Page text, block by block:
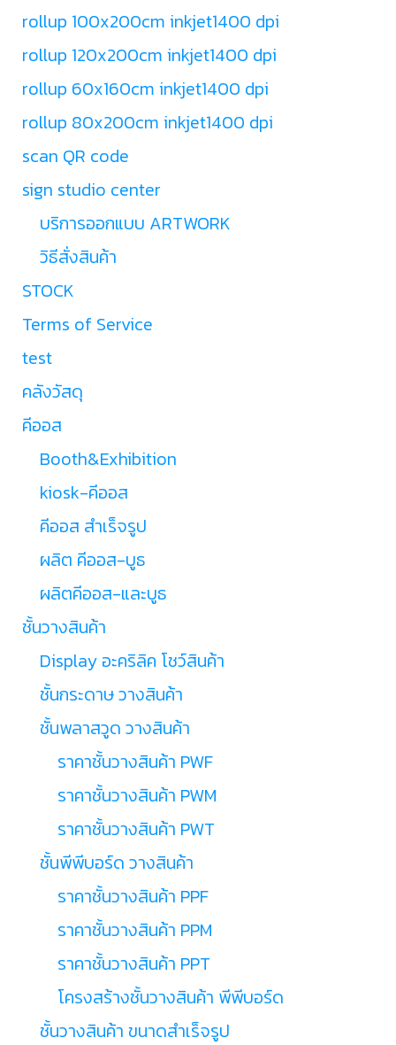
rollup 100x200cm inkjet1400 dpi
rollup 120x200cm inkjet1400 dpi
rollup 60x160cm inkjet1400 dpi
rollup 80x200cm inkjet1400 dpi
scan QR code
sign studio center
บริการออกแบบ ARTWORK
วิธีสั่งสินค้า
STOCK
Terms of Service
test
คลังวัสดุ
คีออส
Booth&Exhibition
kiosk-คีออส
คีออส สำเร็จรูป
ผลิต คีออส-บูธ
ผลิตคีออส-และบูธ
ชั้นวางสินค้า
Display อะคริลิค โชว์สินค้า
ชั้นกระดาษ วางสินค้า
ชั้นพลาสวูด วางสินค้า
ราคาชั้นวางสินค้า PWF
ราคาชั้นวางสินค้า PWM
ราคาชั้นวางสินค้า PWT
ชั้นพีพีบอร์ด วางสินค้า
ราคาชั้นวางสินค้า PPF
ราคาชั้นวางสินค้า PPM
ราคาชั้นวางสินค้า PPT
โครงสร้างชั้นวางสินค้า พีพีบอร์ด
ชั้นวางสินค้า ขนาดสำเร็จรูป